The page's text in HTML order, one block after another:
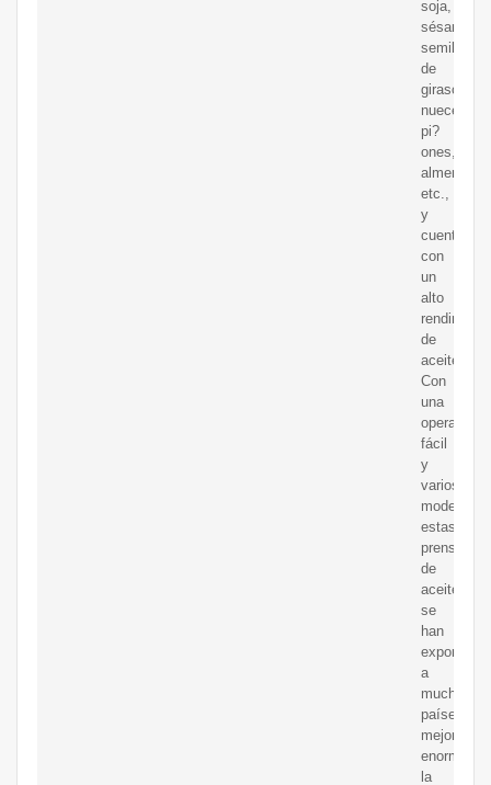
soja,
sésamo,
semillas
de
girasol,
nueces,
pi?
ones,
almendras,
etc.,
y
cuenta
con
un
alto
de
aceite.
Con
una
operación
fácil
y
varios
modelos,
estas
prensas
de
aceite
se
han
exportado
a
muchos
países,
mejorando
la